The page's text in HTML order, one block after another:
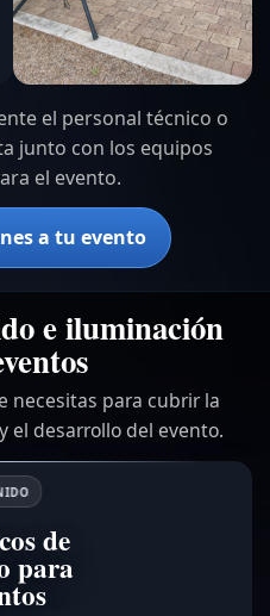
el personal técnico o
junto con los equipos
el evento.
a tu evento
e iluminación
necesitas para cubrir la
el desarrollo del evento.
de
para